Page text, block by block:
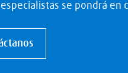
se pondrá en